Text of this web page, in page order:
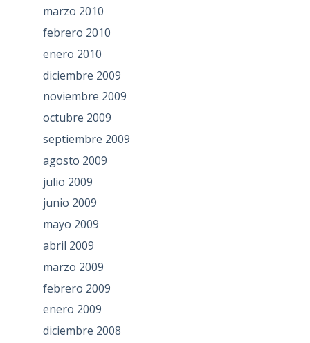
marzo 2010
febrero 2010
enero 2010
diciembre 2009
noviembre 2009
octubre 2009
septiembre 2009
agosto 2009
julio 2009
junio 2009
mayo 2009
abril 2009
marzo 2009
febrero 2009
enero 2009
diciembre 2008